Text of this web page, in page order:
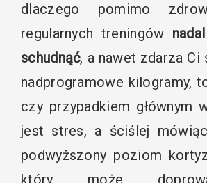
dlaczego pomimo
regularnych treningów
schudnąć, a nawet zdarza Ci
nadprogramowe kilogramy,
czy przypadkiem głównym
jest stres, a ściślej mówiąc
podwyższony poziom
który może